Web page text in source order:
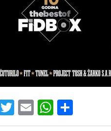
Facebook
TwitterEmail